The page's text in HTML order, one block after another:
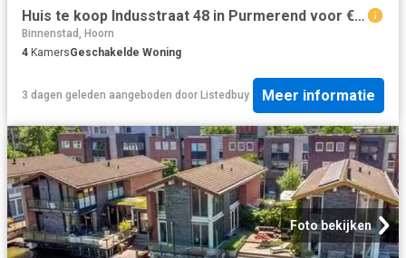
Huis te koop Indusstraat 48 in Purmerend voor € 475.000
Binnenstad, Hoorn
4 KamersGeschakelde Woning
3 dagen geleden aangeboden door Listedbuy Meer informatie
Foto bekijken